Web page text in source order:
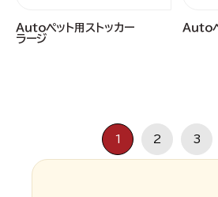
Ａｕｔｏペット用ストッカー
ラージ
Ａｕｔｏ
1 2 3